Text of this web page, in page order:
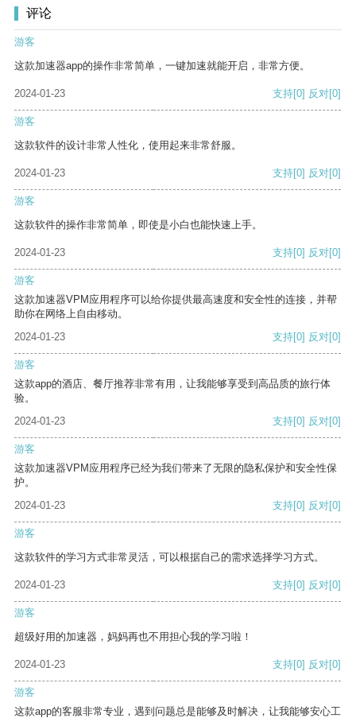
评论
游客
这款加速器app的操作非常简单，一键加速就能开启，非常方便。
2024-01-23 支持[0] 反对[0]
游客
这款软件的设计非常人性化，使用起来非常舒服。
2024-01-23 支持[0] 反对[0]
游客
这款软件的操作非常简单，即使是小白也能快速上手。
2024-01-23 支持[0] 反对[0]
游客
这款加速器VPM应用程序可以给你提供最高速度和安全性的连接，并帮
助你在网络上自由移动。
2024-01-23
支持[0] 反对[0]
游客
这款app的酒店、餐厅推荐非常有用，让我能够享受到高品质的旅行体
验。
2024-01-23
支持[0] 反对[0]
游客
这款加速器VPM应用程序已经为我们带来了无限的隐私保护和安全性保
护。
2024-01-23
支持[0] 反对[0]
游客
这款软件的学习方式非常灵活，可以根据自己的需求选择学习方式。
2024-01-23 支持[0] 反对[0]
游客
超级好用的加速器，妈妈再也不用担心我的学习啦！
2024-01-23 支持[0] 反对[0]
游客
这款app的客服非常专业，遇到问题总是能够及时解决，让我能够安心工